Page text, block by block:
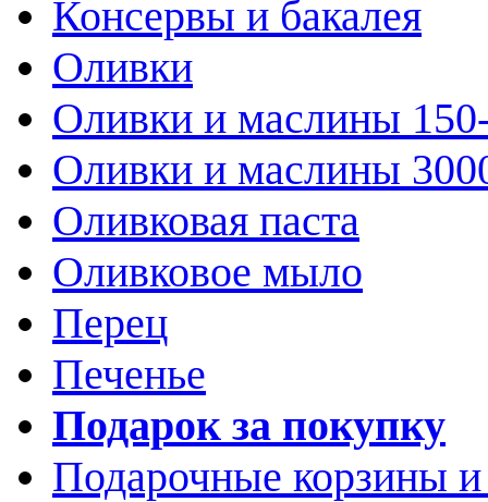
Консервы и бакалея
Оливки
Оливки и маслины
Оливки и маслины
Оливковая паста
Оливковое мыло
Перец
Печенье
Подарок за покупку
Подарочные корзины